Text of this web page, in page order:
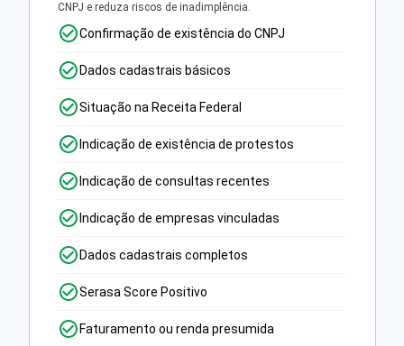
CNPJ e reduza riscos de inadimplência.
Confirmação de existência do CNPJ
Dados cadastrais básicos
Situação na Receita Federal
Indicação de existência de protestos
Indicação de consultas recentes
Indicação de empresas vinculadas
Dados cadastrais completos
Serasa Score Positivo
Faturamento ou renda presumida